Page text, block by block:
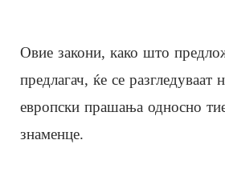
Овие закони, како што
предлагач, ќе се разгледуваат
европски прашања односно
знаменце.